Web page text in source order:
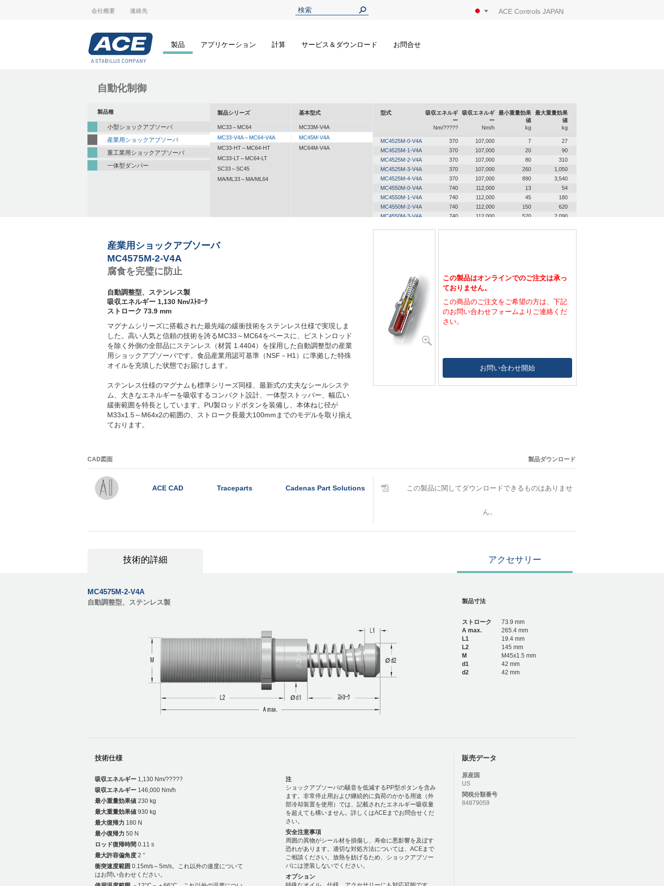
会社概要 連絡先 ACE Controls JAPAN
製品 アプリケーション 計算 サービス＆ダウンロード お問合せ
自動化制御
製品種
小型ショックアブソーバ
産業用ショックアブソーバ
重工業用ショックアブソーバ
一体型ダンパー
製品シリーズ
MC33～MC64
MC33-V4A～MC64-V4A
MC33-HT～MC64-HT
MC33-LT～MC64-LT
SC33～SC45
MA/ML33～MA/ML64
基本型式
MC33M-V4A
MC45M-V4A
MC64M-V4A
型式
吸収エネルギ
ー
Nm/?????
吸収エネルギ
ー
Nm/h
最小重量効果
値
kg
最大重量効果
値
kg
MC4525M-0-V4A 370 107,000 7
27
MC4525M-1-V4A
370 107,000 20
90
MC4525M-2-V4A
370 107,000 80
310
MC4525M-3-V4A
370 107,000 260
1,050
MC4525M-4-V4A
370 107,000 890
3,540
MC4550M-0-V4A
740 112,000 13
54
MC4550M-1-V4A
740 112,000 45
180
MC4550M-2-V4A
740 112,000 150
620
MC4550M-3-V4A
740 112,000 520
2,090
産業用ショックアブソーバ
MC4575M-2-V4A
腐食を完璧に防止
自動調整型、ステンレス製
吸収エネルギー 1,130 Nm/ｽﾄﾛｰｸ
ストローク 73.9 mm
マグナムシリーズに搭載された最先端の緩衝技術をステンレス仕様で実現しま
した。高い人気と信頼の技術を誇るMC33～MC64をベースに、ピストンロッド
を除く外側の全部品にステンレス（材質 1.4404）を採用した自動調整型の産業
用ショックアブソーバです。食品産業用認可基準（NSF－H1）に準拠した特殊
オイルを充填した状態でお届けします。
ステンレス仕様のマグナムも標準シリーズ同様、最新式の丈夫なシールシステ
ム、大きなエネルギーを吸収するコンパクト設計、一体型ストッパー、幅広い
緩衝範囲を特長としています。PU製ロッドボタンを装備し、本体ねじ径が
M33x1.5～M64x2の範囲の、ストローク長最大100mmまでのモデルを取り揃え
ております。
この製品はオンラインでのご注文は承っ
ておりません。
この商品のご注文をご希望の方は、下記
のお問い合わせフォームよりご連絡くだ
さい。
お問い合わせ開始
CAD図面 製品ダウンロード
ACE CAD Traceparts Cadenas Part Solutions この製品に関してダウンロードできるものはありませ
ん。
技術的詳細 アクセサリー
MC4575M-2-V4A
自動調整型、ステンレス製 製品寸法
ストローク
73.9 mm
A max.
265.4 mm
L1
19.4 mm
L2
145 mm
M
M45x1.5 mm
d1
42 mm
d2
42 mm
技術仕様
吸収エネルギー 1,130 Nm/?????
吸収エネルギー 146,000 Nm/h
最小重量効果値 230 kg
最大重量効果値 930 kg
最大復帰力 180 N
最小復帰力 50 N
ロッド復帰時間 0.11 s
最大許容偏角度 2 °
衝突速度範囲 0.15m/s～5m/s。これ以外の速度について
はお問い合わせください。
注
ショックアブソーバの騒音を低減するPP型ボタンを含み
ます。非常停止用および継続的に負荷のかかる用途（外
部冷却装置を使用）では、記載されたエネルギー吸収量
を超えても構いません。詳しくはACEまでお問合せくだ
さい。
安全注意事項
周囲の異物がシール材を損傷し、寿命に悪影響を及ぼす
恐れがあります。適切な対処方法については、ACEまで
ご相談ください。放熱を妨げるため、ショックアブソー
バには塗装しないでください。
オプション
販売データ
原産国
US
関税分類番号
84879059